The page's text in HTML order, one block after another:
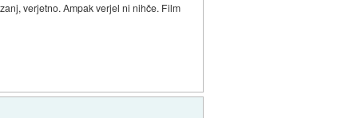
verjetno. Ampak verjel ni nihče. Film